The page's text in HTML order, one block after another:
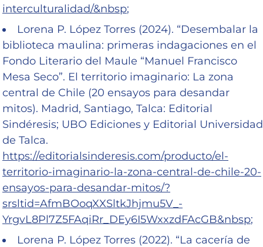
interculturalidad/&nbsp;
Lorena P. López Torres (2024). “Desembalar la
biblioteca maulina: primeras indagaciones en el
Fondo Literario del Maule “Manuel Francisco
Mesa Seco”. El territorio imaginario: La zona
central de Chile (20 ensayos para desandar
mitos). Madrid, Santiago, Talca: Editorial
Sindéresis; UBO Ediciones y Editorial Universidad
de Talca.
https://editorialsinderesis.com/producto/el-
territorio-imaginario-la-zona-central-de-chile-20-
ensayos-para-desandar-mitos/?
srsltid=AfmBOoqXXSltkJhjmu5V_-
YrgvL8Pl7Z5FAqiRr_DEy6I5WxxzdFAcGB&nbsp;
Lorena P. López Torres (2022). “La cacería de